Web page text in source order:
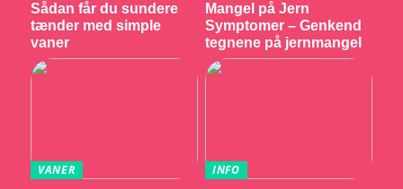
Sådan får du sundere
tænder med simple
vaner
Mangel på Jern
Symptomer – Genkend
tegnene på jernmangel
VANER INFO